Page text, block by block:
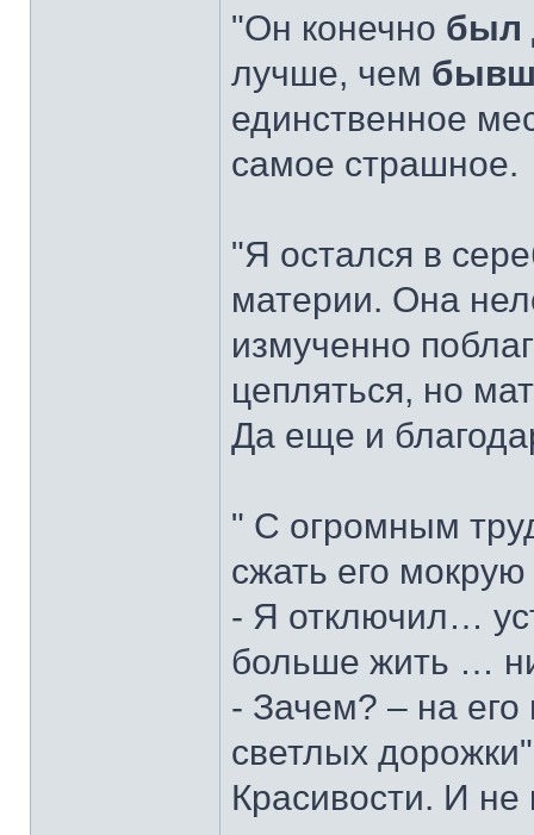
"Он конечно был
лучше, чем
единственное
самое страшное.
"Я остался в
материи. Она
измученно
цепляться, но
Да еще и
" С огромным
сжать его
- Я отключил…
больше жить …
- Зачем? – на его
светлых
Красивости. И не